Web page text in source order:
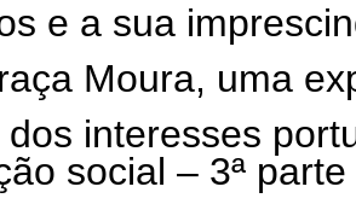
e a sua
Moura, uma
dos interesses
social – 3ª parte